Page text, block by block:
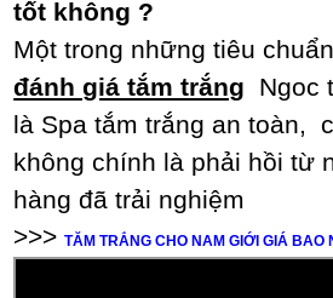
tốt không ?
Một trong những tiêu
đánh giá tắm trắng Ngoc
là Spa tắm trắng an toàn,
không chính là phải hồi từ
hàng đã trải nghiệm
>>> TĂM TRẮNG CHO NAM GIỚI GIÁ BAO